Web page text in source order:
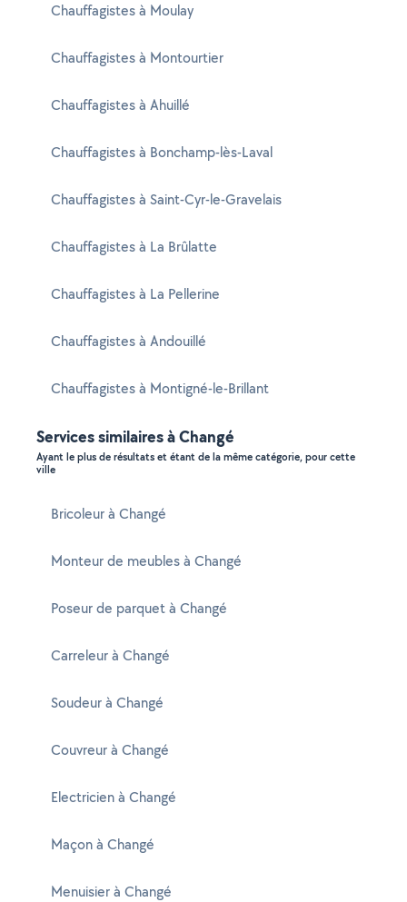
Chauffagistes à Moulay
Chauffagistes à Montourtier
Chauffagistes à Ahuillé
Chauffagistes à Bonchamp-lès-Laval
Chauffagistes à Saint-Cyr-le-Gravelais
Chauffagistes à La Brûlatte
Chauffagistes à La Pellerine
Chauffagistes à Andouillé
Chauffagistes à Montigné-le-Brillant
Services similaires à Changé
Ayant le plus de résultats et étant de la même catégorie, pour cette
ville
Bricoleur à Changé
Monteur de meubles à Changé
Poseur de parquet à Changé
Carreleur à Changé
Soudeur à Changé
Couvreur à Changé
Electricien à Changé
Maçon à Changé
Menuisier à Changé